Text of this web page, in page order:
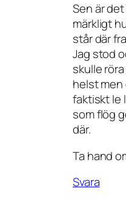
Sen är
märkligt
står där
Jag stod
skulle
helst men
faktiskt le
som flög
där.
Ta hand
Svara